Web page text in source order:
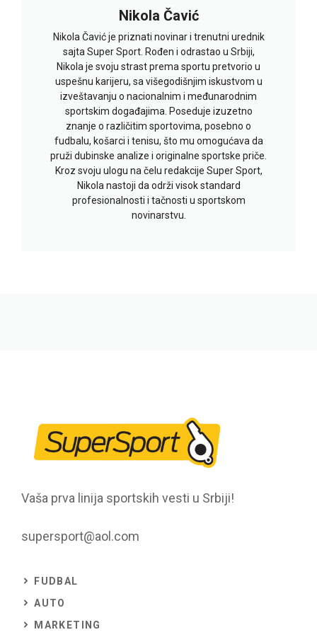
Nikola Čavić
Nikola Čavić je priznati novinar i trenutni urednik
sajta Super Sport. Rođen i odrastao u Srbiji,
Nikola je svoju strast prema sportu pretvorio u
uspešnu karijeru, sa višegodišnjim iskustvom u
izveštavanju o nacionalnim i međunarodnim
sportskim događajima. Poseduje izuzetno
znanje o različitim sportovima, posebno o
fudbalu, košarci i tenisu, što mu omogućava da
pruži dubinske analize i originalne sportske priče.
Kroz svoju ulogu na čelu redakcije Super Sport,
Nikola nastoji da održi visok standard
profesionalnosti i tačnosti u sportskom
novinarstvu.
Vaša prva linija sportskih vesti u Srbiji!
supersport@aol.com
FUDBAL
AUTO
MARKETING